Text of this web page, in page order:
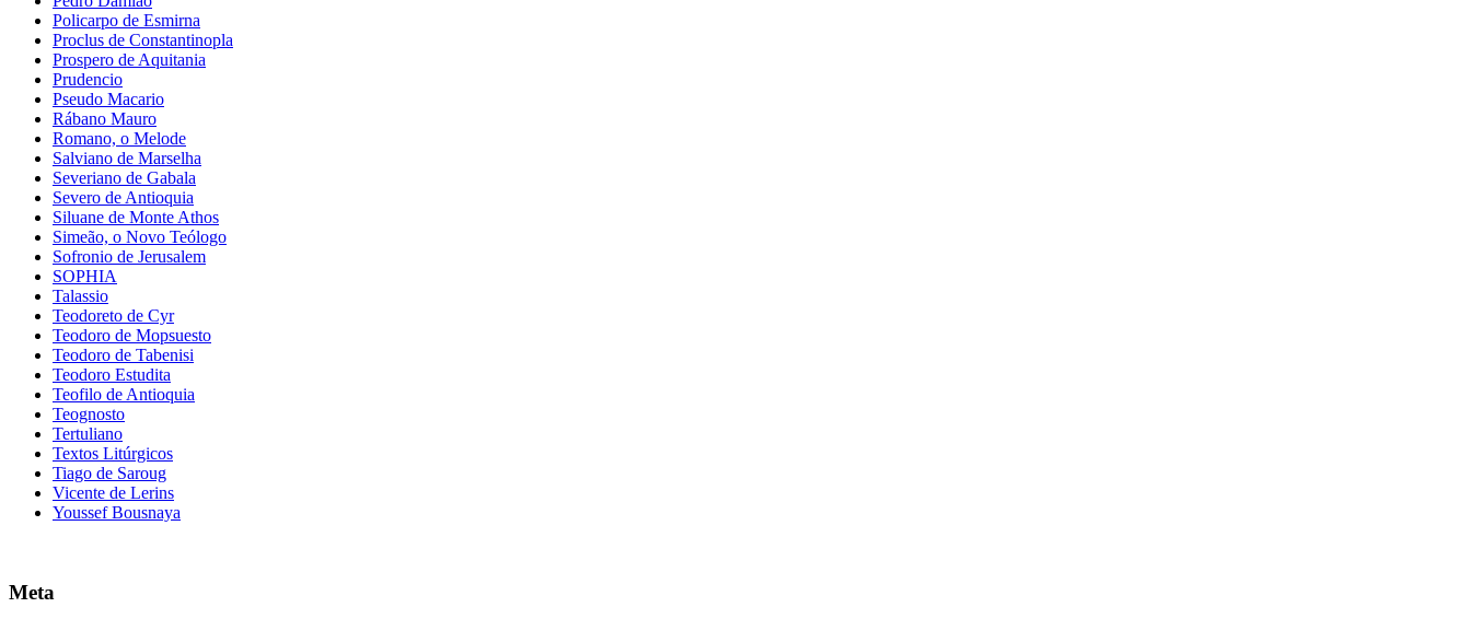
Policarpo de Esmirna
Proclus de Constantinopla
Prospero de Aquitania
Prudencio
Pseudo Macario
Rábano Mauro
Romano, o Melode
Salviano de Marselha
Severiano de Gabala
Severo de Antioquia
Siluane de Monte Athos
Simeão, o Novo Teólogo
Sofronio de Jerusalem
SOPHIA
Talassio
Teodoreto de Cyr
Teodoro de Mopsuesto
Teodoro de Tabenisi
Teodoro Estudita
Teofilo de Antioquia
Teognosto
Tertuliano
Textos Litúrgicos
Tiago de Saroug
Vicente de Lerins
Youssef Bousnaya
Meta